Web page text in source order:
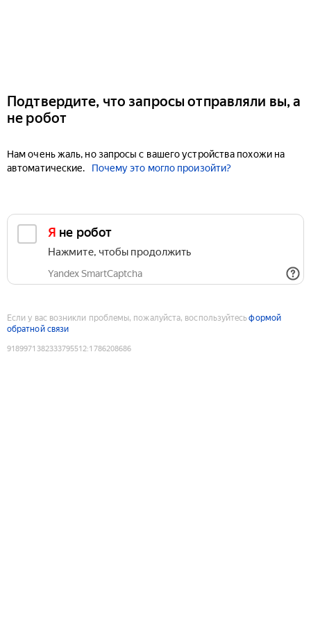
Подтвердите, что запросы отправляли вы, а
не робот
Нам очень жаль, но запросы с вашего устройства похожи на
автоматические.
Почему это могло произойти?
Я не робот
Нажмите, чтобы продолжить
Yandex SmartCaptcha
Если у вас возникли проблемы, пожалуйста, воспользуйтесьформой
обратной связи
9189971382333795512:1786208686